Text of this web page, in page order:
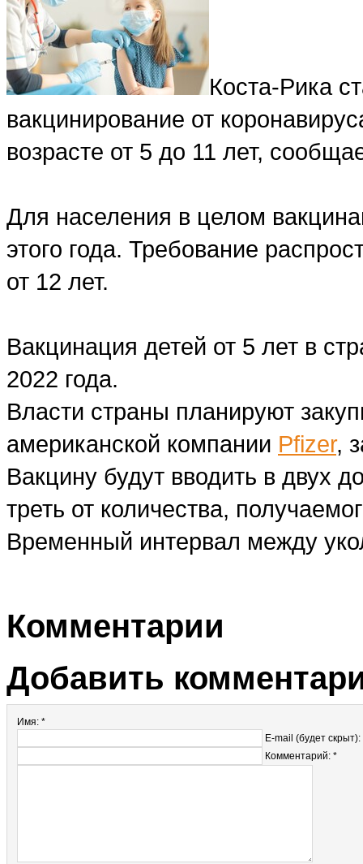
Коста-Рика
вакцинирование от
возрасте от 5 до 11 лет,
Для населения в целом
этого года. Требование
от 12 лет.
Вакцинация детей от 5 лет в
2022 года.
Власти страны планируют
американской компании Pfizer,
Вакцину будут вводить в двух
треть от количества,
Временный интервал между
Комментарии
Добавить
Имя: *
E-mail (будет скрыт):
Комментарий: *